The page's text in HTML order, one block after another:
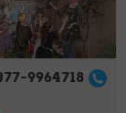
9964718